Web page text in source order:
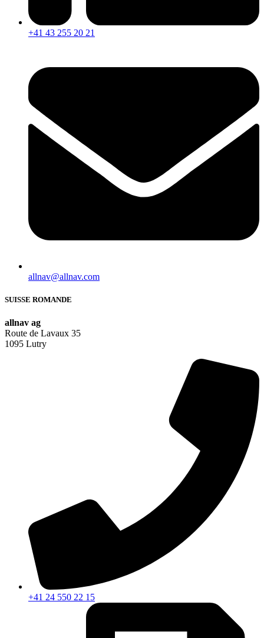
+41 43 255 20 21
allnav@allnav.com
SUISSE ROMANDE
allnav ag
Route de Lavaux 35
1095 Lutry
+41 24 550 22 15